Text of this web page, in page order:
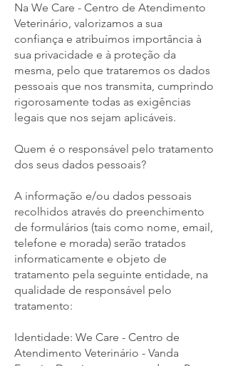
Na We Care - Centro de Atendimento
Veterinário, valorizamos a sua
confiança e atribuímos importância à
sua privacidade e à proteção da
mesma, pelo que trataremos os dados
pessoais que nos transmita, cumprindo
rigorosamente todas as exigências
legais que nos sejam aplicáveis.
Quem é o responsável pelo tratamento
dos seus dados pessoais?
A informação e/ou dados pessoais
recolhidos através do preenchimento
de formulários (tais como nome, email,
telefone e morada) serão tratados
informaticamente e objeto de
tratamento pela seguinte entidade, na
qualidade de responsável pelo
tratamento:
Identidade: We Care - Centro de
Atendimento Veterinário - Vanda